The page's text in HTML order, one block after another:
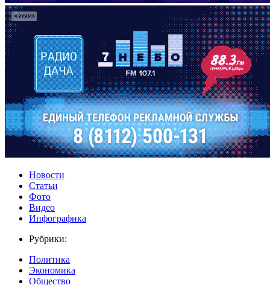
Новости
Статьи
Фото
Видео
Инфографика
Рубрики:
Политика
Экономика
Общество